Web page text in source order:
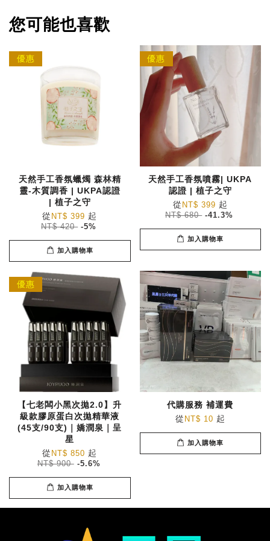
您可能也喜歡
優惠
天然手工香氛蠟燭 森林精
靈-木質調香 | UKPA認證
| 植子之守
從 NT$ 399 起
NT$ 420 -5%
加入購物車
優惠
天然手工香氛噴霧| UKPA
認證 | 植子之守
從 NT$ 399 起
NT$ 680 -41.3%
加入購物車
優惠
【七老闆小黑次拋2.0】升
級款膠原蛋白次拋精華液
(45支/90支)｜嬌潤泉｜呈
星
從 NT$ 850 起
NT$ 900 -5.6%
加入購物車
代購服務 補運費
從 NT$ 10 起
加入購物車